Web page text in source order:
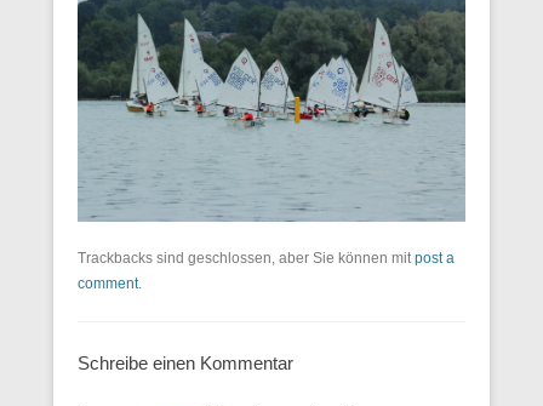
Trackbacks sind geschlossen, aber Sie können mitpost a
comment.
Schreibe einen Kommentar